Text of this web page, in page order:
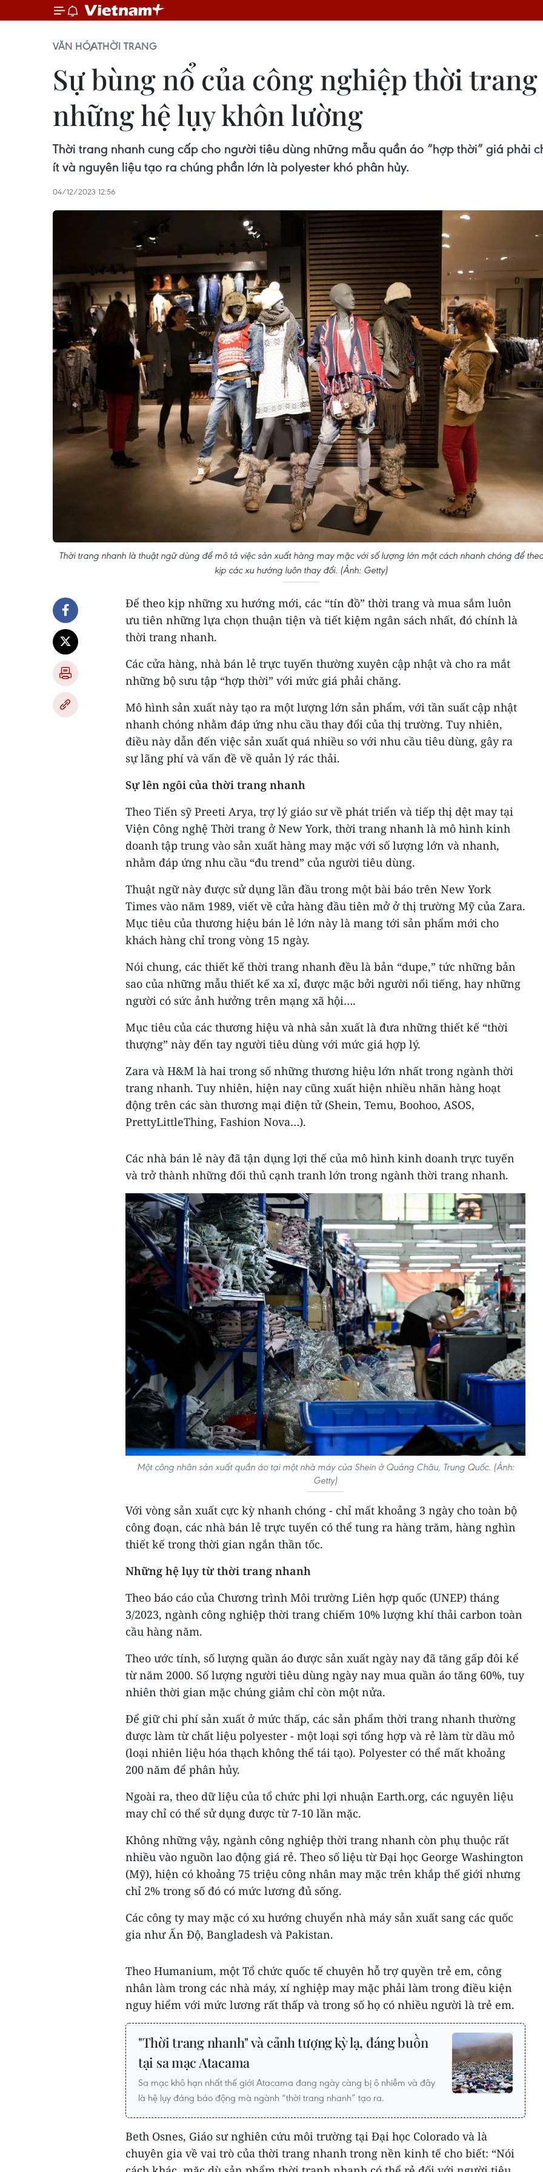
VĂN HÓATHỜI TRANG
Sự bùng nổ của công nghiệp thời
những hệ lụy khôn lường
Thời trang nhanh cung cấp cho người tiêu dùng những mẫu quần áo “hợp thời” giá phải
ít và nguyên liệu tạo ra chúng phần lớn là polyester khó phân hủy.
04/12/2023 12:56
Thời trang nhanh là thuật ngữ dùng để mô tả việc sản xuất hàng may mặc với số lượng lớn một cách nhanh chóng để theo
kịp các xu hướng luôn thay đổi. (Ảnh: Getty)
Để theo kịp những xu hướng mới, các “tín đồ” thời trang và mua sắm luôn
ưu tiên những lựa chọn thuận tiện và tiết kiệm ngân sách nhất, đó chính là
thời trang nhanh.
Các cửa hàng, nhà bán lẻ trực tuyến thường xuyên cập nhật và cho ra mắt
những bộ sưu tập “hợp thời” với mức giá phải chăng.
Mô hình sản xuất này tạo ra một lượng lớn sản phẩm, với tần suất cập nhật
nhanh chóng nhằm đáp ứng nhu cầu thay đổi của thị trường. Tuy nhiên,
điều này dẫn đến việc sản xuất quá nhiều so với nhu cầu tiêu dùng, gây ra
sự lãng phí và vấn đề về quản lý rác thải.
Sự lên ngôi của thời trang nhanh
Theo Tiến sỹ Preeti Arya, trợ lý giáo sư về phát triển và tiếp thị dệt may tại
Viện Công nghệ Thời trang ở New York, thời trang nhanh là mô hình kinh
doanh tập trung vào sản xuất hàng may mặc với số lượng lớn và nhanh,
nhằm đáp ứng nhu cầu “đu trend” của người tiêu dùng.
Thuật ngữ này được sử dụng lần đầu trong một bài báo trên New York
Times vào năm 1989, viết về cửa hàng đầu tiên mở ở thị trường Mỹ của Zara.
Mục tiêu của thương hiệu bán lẻ lớn này là mang tới sản phẩm mới cho
khách hàng chỉ trong vòng 15 ngày.
Nói chung, các thiết kế thời trang nhanh đều là bản “dupe,” tức những bản
sao của những mẫu thiết kế xa xỉ, được mặc bởi người nổi tiếng, hay những
người có sức ảnh hưởng trên mạng xã hội….
Mục tiêu của các thương hiệu và nhà sản xuất là đưa những thiết kế “thời
thượng” này đến tay người tiêu dùng với mức giá hợp lý.
Zara và H&M là hai trong số những thương hiệu lớn nhất trong ngành thời
trang nhanh. Tuy nhiên, hiện nay cũng xuất hiện nhiều nhãn hàng hoạt
động trên các sàn thương mại điện tử (Shein, Temu, Boohoo, ASOS,
PrettyLittleThing, Fashion Nova…).
Các nhà bán lẻ này đã tận dụng lợi thế của mô hình kinh doanh trực tuyến
và trở thành những đối thủ cạnh tranh lớn trong ngành thời trang nhanh.
Một công nhân sản xuất quần áo tại một nhà máy của Shein ở Quảng Châu, Trung Quốc. (Ảnh:
Getty)
Với vòng sản xuất cực kỳ nhanh chóng - chỉ mất khoảng 3 ngày cho toàn bộ
công đoạn, các nhà bán lẻ trực tuyến có thể tung ra hàng trăm, hàng nghìn
thiết kế trong thời gian ngắn thần tốc.
Những hệ lụy từ thời trang nhanh
Theo báo cáo của Chương trình Môi trường Liên hợp quốc (UNEP) tháng
3/2023, ngành công nghiệp thời trang chiếm 10% lượng khí thải carbon toàn
cầu hàng năm.
Theo ước tính, số lượng quần áo được sản xuất ngày nay đã tăng gấp đôi kể
từ năm 2000. Số lượng người tiêu dùng ngày nay mua quần áo tăng 60%, tuy
nhiên thời gian mặc chúng giảm chỉ còn một nửa.
Để giữ chi phí sản xuất ở mức thấp, các sản phẩm thời trang nhanh thường
được làm từ chất liệu polyester - một loại sợi tổng hợp và rẻ làm từ dầu mỏ
(loại nhiên liệu hóa thạch không thể tái tạo). Polyester có thể mất khoảng
200 năm để phân hủy.
Ngoài ra, theo dữ liệu của tổ chức phi lợi nhuận Earth.org, các nguyên liệu
may chỉ có thể sử dụng được từ 7-10 lần mặc.
Không những vậy, ngành công nghiệp thời trang nhanh còn phụ thuộc rất
nhiều vào nguồn lao động giá rẻ. Theo số liệu từ Đại học George Washington
(Mỹ), hiện có khoảng 75 triệu công nhân may mặc trên khắp thế giới nhưng
chỉ 2% trong số đó có mức lương đủ sống.
Các công ty may mặc có xu hướng chuyển nhà máy sản xuất sang các quốc
gia như Ấn Độ, Bangladesh và Pakistan.
Theo Humanium, một Tổ chức quốc tế chuyên hỗ trợ quyền trẻ em, công
nhân làm trong các nhà máy, xí nghiệp may mặc phải làm trong điều kiện
nguy hiểm với mức lương rất thấp và trong số họ có nhiều người là trẻ em.
"Thời trang nhanh" và cảnh tượng kỳ lạ, đáng buồn
tại sa mạc Atacama
Sa mạc khô hạn nhất thế giới Atacama đang ngày càng bị ô nhiễm và đây
là hệ lụy đáng báo động mà ngành “thời trang nhanh” tạo ra.
Beth Osnes, Giáo sư nghiên cứu môi trường tại Đại học Colorado và là
chuyên gia về vai trò của thời trang nhanh trong nền kinh tế cho biết: “Nói